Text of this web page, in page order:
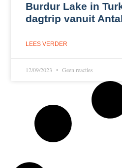
Burdur Lake in
dagtrip vanuit
LEES VERDER
12/09/2023 Geen reacties